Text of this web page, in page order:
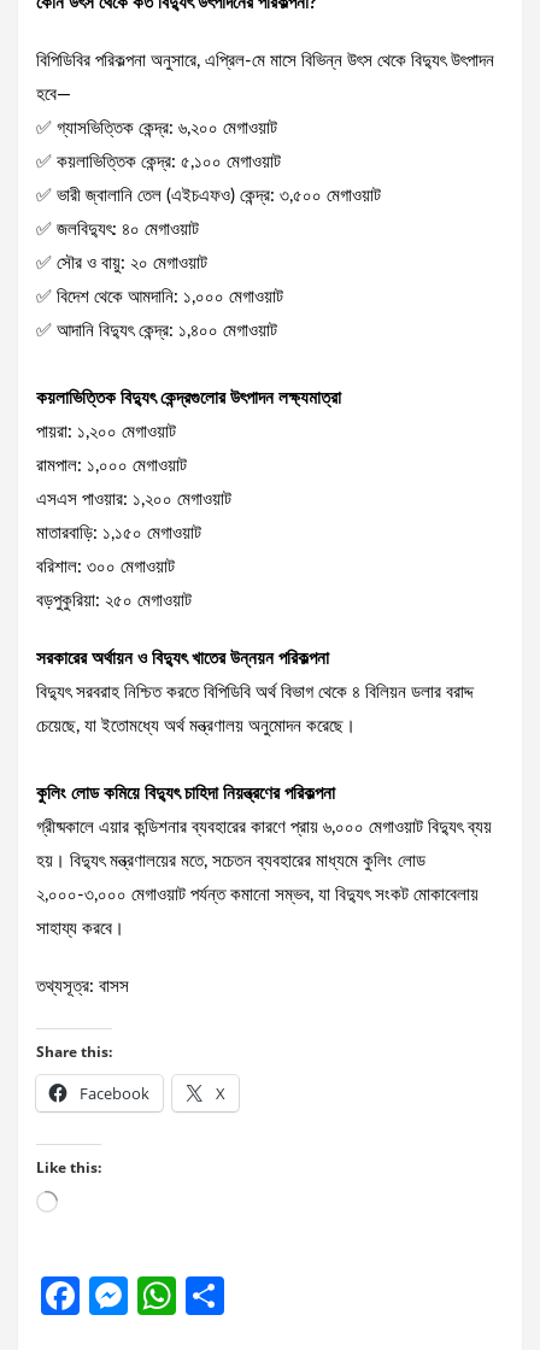
বিপিডিবির পরিকল্পনা অনুসারে, এপ্রিল-মে মাসে বিভিন্ন উৎস থেকে বিদ্যুৎ উৎপাদন
হবে—
✅ গ্যাসভিত্তিক কেন্দ্র: ৬,২০০ মেগাওয়াট
✅ কয়লাভিত্তিক কেন্দ্র: ৫,১০০ মেগাওয়াট
✅ ভারী জ্বালানি তেল (এইচএফও) কেন্দ্র: ৩,৫০০ মেগাওয়াট
✅ জলবিদ্যুৎ: ৪০ মেগাওয়াট
✅ সৌর ও বায়ু: ২০ মেগাওয়াট
✅ বিদেশ থেকে আমদানি: ১,০০০ মেগাওয়াট
✅ আদানি বিদ্যুৎ কেন্দ্র: ১,৪০০ মেগাওয়াট
কয়লাভিত্তিক বিদ্যুৎ কেন্দ্রগুলোর উৎপাদন লক্ষ্যমাত্রা
পায়রা: ১,২০০ মেগাওয়াট
রামপাল: ১,০০০ মেগাওয়াট
এসএস পাওয়ার: ১,২০০ মেগাওয়াট
মাতারবাড়ি: ১,১৫০ মেগাওয়াট
বরিশাল: ৩০০ মেগাওয়াট
বড়পুকুরিয়া: ২৫০ মেগাওয়াট
সরকারের অর্থায়ন ও বিদ্যুৎ খাতের উন্নয়ন পরিকল্পনা
বিদ্যুৎ সরবরাহ নিশ্চিত করতে বিপিডিবি অর্থ বিভাগ থেকে ৪ বিলিয়ন ডলার বরাদ্দ
চেয়েছে, যা ইতোমধ্যে অর্থ মন্ত্রণালয় অনুমোদন করেছে।
কুলিং লোড কমিয়ে বিদ্যুৎ চাহিদা নিয়ন্ত্রণের পরিকল্পনা
গ্রীষ্মকালে এয়ার কন্ডিশনার ব্যবহারের কারণে প্রায় ৬,০০০ মেগাওয়াট বিদ্যুৎ ব্যয়
হয়। বিদ্যুৎ মন্ত্রণালয়ের মতে, সচেতন ব্যবহারের মাধ্যমে কুলিং লোড
২,০০০-৩,০০০ মেগাওয়াট পর্যন্ত কমানো সম্ভব, যা বিদ্যুৎ সংকট মোকাবেলায়
সাহায্য করবে।
তথ্যসূত্র: বাসস
Share this:
Facebook X
Like this:
Loading…
F
M W